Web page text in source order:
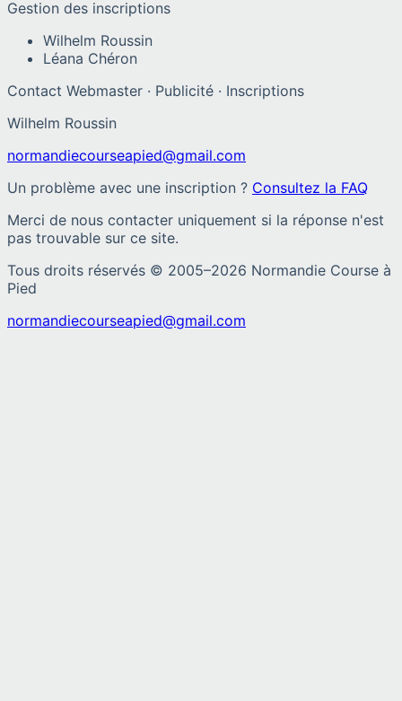
Gestion des inscriptions
Wilhelm Roussin
Léana Chéron
Contact Webmaster · Publicité · Inscriptions
Wilhelm Roussin
normandiecourseapied@gmail.com
Un problème avec une inscription ? Consultez la FAQ
Merci de nous contacter uniquement si la réponse n'est
pas trouvable sur ce site.
Tous droits réservés © 2005–2026 Normandie Course à
Pied
normandiecourseapied@gmail.com